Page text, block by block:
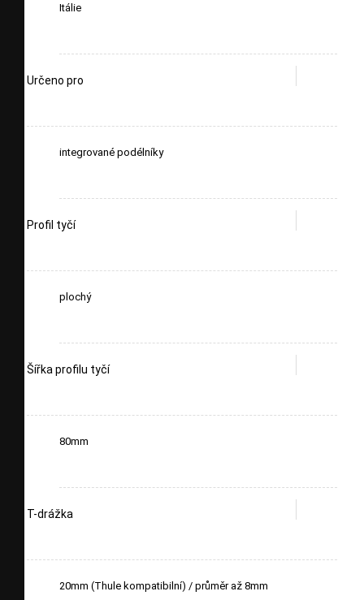
Itálie
Určeno pro
integrované podélníky
Profil tyčí
plochý
Šířka profilu tyčí
80mm
T-drážka
20mm (Thule kompatibilní) / průměr až 8mm